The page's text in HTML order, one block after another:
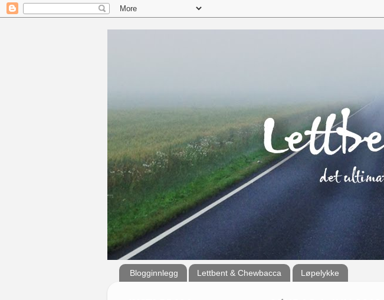
Blogginnlegg Lettbent & Chewbacca Løpelykke